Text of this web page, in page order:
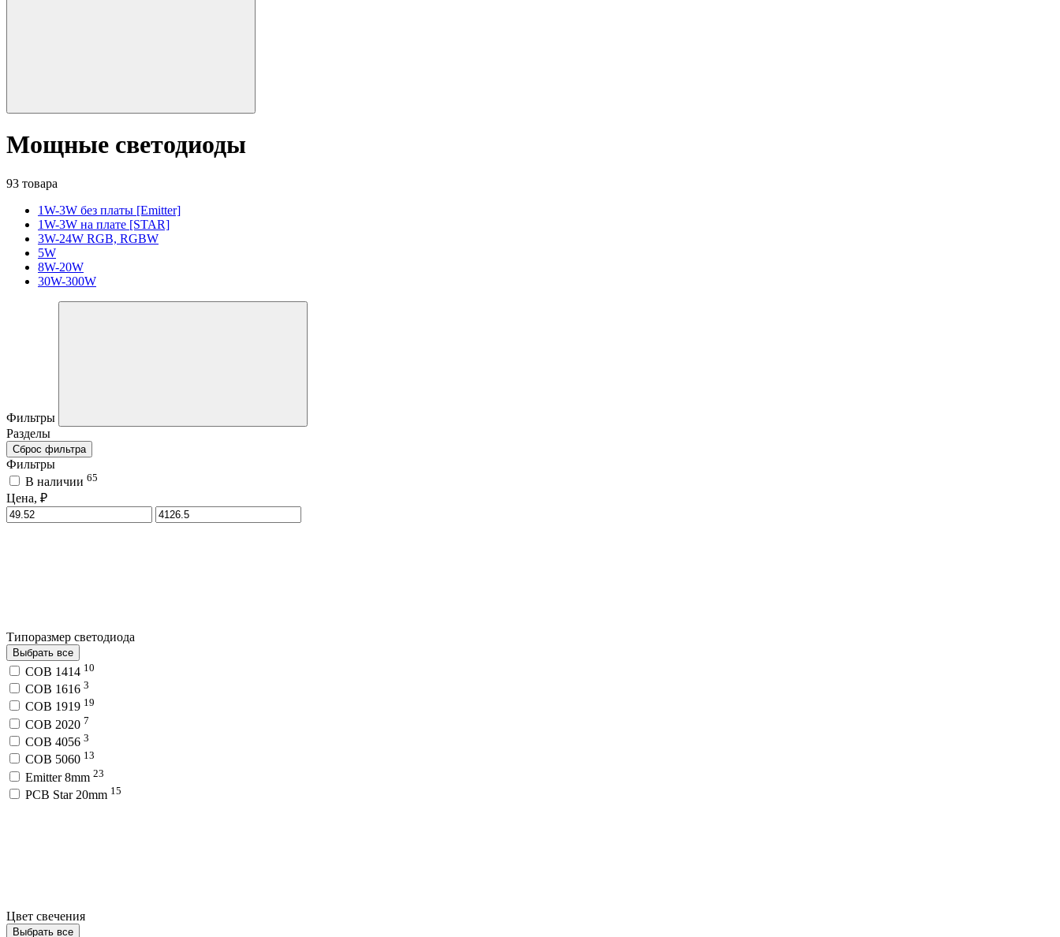
Мощные светодиоды
93 товара
1W-3W без платы [Emitter]
1W-3W на плате [STAR]
3W-24W RGB, RGBW
5W
8W-20W
30W-300W
Фильтры
Разделы
Сброс фильтра
Фильтры
В наличии 65
Цена, ₽
Типоразмер светодиода
Выбрать все
COB 1414 10
COB 1616 3
COB 1919 19
COB 2020 7
COB 4056 3
COB 5060 13
Emitter 8mm 23
PCB Star 20mm 15
Цвет свечения
Выбрать все